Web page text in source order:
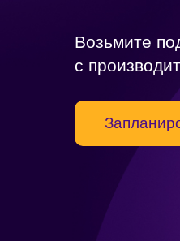
Возьмите
с